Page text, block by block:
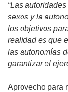
“Las
sexos y la
los objetivos
realidad es que
las autonomías
garantizar el
Aprovecho para